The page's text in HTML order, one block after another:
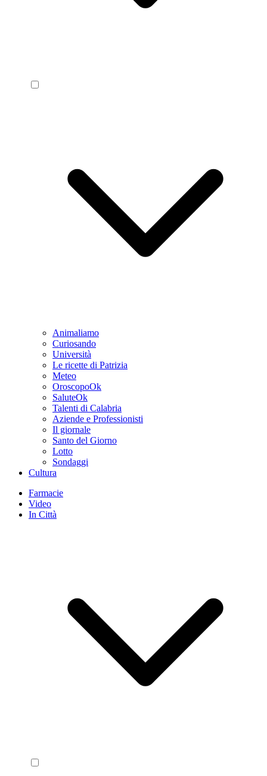
Animaliamo
Curiosando
Università
Le ricette di Patrizia
Meteo
OroscopoOk
SaluteOk
Talenti di Calabria
Aziende e Professionisti
Il giornale
Santo del Giorno
Lotto
Sondaggi
Cultura
Farmacie
Video
In Città